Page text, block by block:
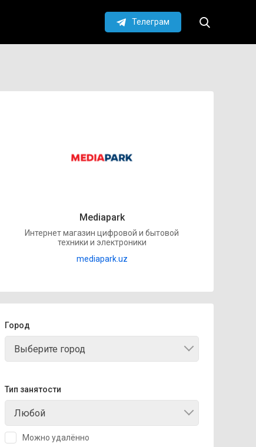
Телеграм
Mediapark
Интернет магазин цифровой и бытовой
техники и электроники
mediapark.uz
Город
Выберите город
Тип занятости
Любой
Можно удалённо